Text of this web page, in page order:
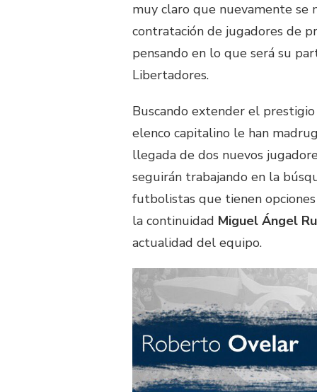
muy claro que nuevamente
contratación de jugadores de
pensando en lo que será su
Libertadores.
Buscando extender el
elenco capitalino le han
llegada de dos nuevos
seguirán trabajando en la
futbolistas que tienen
la continuidad Miguel Ángel
actualidad del equipo.